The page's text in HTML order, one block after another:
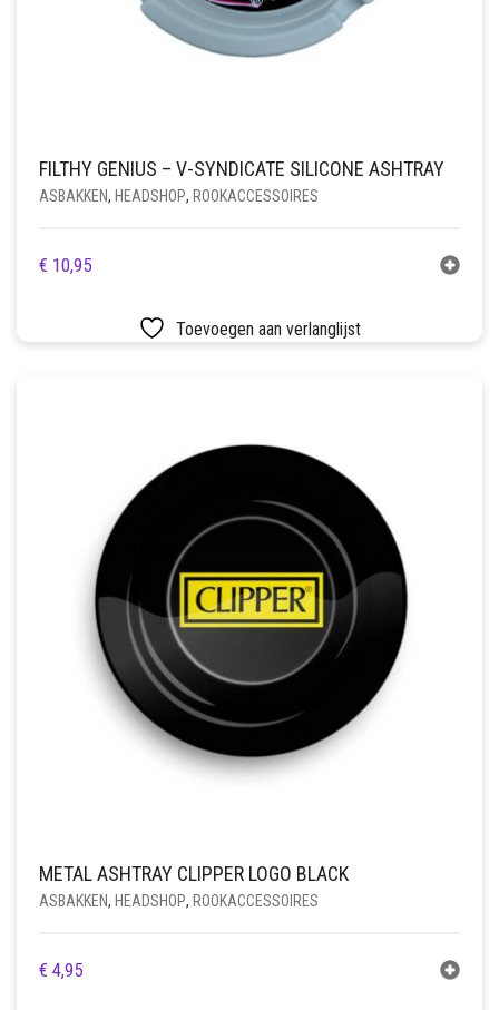
FILTHY GENIUS – V-SYNDICATE SILICONE ASHTRAY
ASBAKKEN, HEADSHOP, ROOKACCESSOIRES
€ 10,95
Toevoegen aan verlanglijst
METAL ASHTRAY CLIPPER LOGO BLACK
ASBAKKEN, HEADSHOP, ROOKACCESSOIRES
€ 4,95